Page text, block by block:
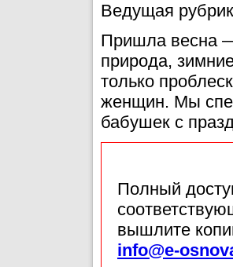
Ведущая
Пришла весна
природа,
только
женщин. Мы
бабушек с
Полный
вышлите
info@e-